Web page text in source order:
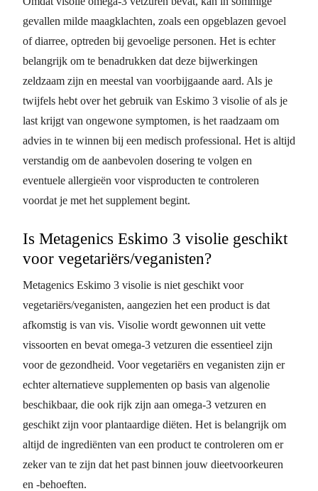
gevallen milde maagklachten, zoals een opgeblazen gevoel
of diarree, optreden bij gevoelige personen. Het is echter
belangrijk om te benadrukken dat deze bijwerkingen
zeldzaam zijn en meestal van voorbijgaande aard. Als je
twijfels hebt over het gebruik van Eskimo 3 visolie of als je
last krijgt van ongewone symptomen, is het raadzaam om
advies in te winnen bij een medisch professional. Het is altijd
verstandig om de aanbevolen dosering te volgen en
eventuele allergieën voor visproducten te controleren
voordat je met het supplement begint.
Is Metagenics Eskimo 3 visolie geschikt
voor vegetariërs/veganisten?
Metagenics Eskimo 3 visolie is niet geschikt voor
vegetariërs/veganisten, aangezien het een product is dat
afkomstig is van vis. Visolie wordt gewonnen uit vette
vissoorten en bevat omega-3 vetzuren die essentieel zijn
voor de gezondheid. Voor vegetariërs en veganisten zijn er
echter alternatieve supplementen op basis van algenolie
beschikbaar, die ook rijk zijn aan omega-3 vetzuren en
geschikt zijn voor plantaardige diëten. Het is belangrijk om
altijd de ingrediënten van een product te controleren om er
zeker van te zijn dat het past binnen jouw dieetvoorkeuren
en -behoeften.